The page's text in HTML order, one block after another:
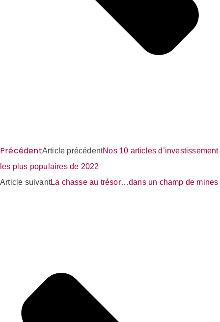
PrécédentArticle précédentNos 10 articles d’investissement
les plus populaires de 2022
Article suivantLa chasse au trésor…dans un champ de mines